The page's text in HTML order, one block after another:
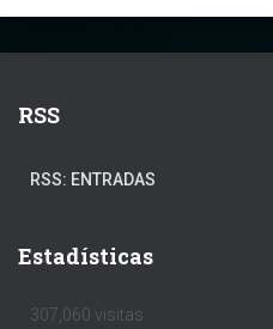
RSS
RSS: ENTRADAS
Estadísticas
307,060 visitas